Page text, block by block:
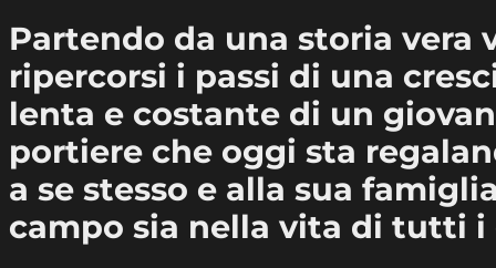
Partendo da una storia vera
ripercorsi i passi di una
lenta e costante di un
portiere che oggi sta
a se stesso e alla sua
campo sia nella vita di tutti